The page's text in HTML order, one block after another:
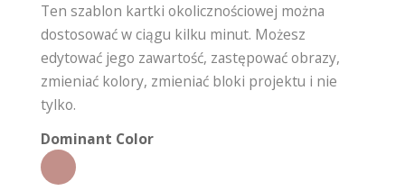
Ten szablon kartki okolicznościowej można
dostosować w ciągu kilku minut. Możesz
edytować jego zawartość, zastępować obrazy,
zmieniać kolory, zmieniać bloki projektu i nie
tylko.
Dominant Color